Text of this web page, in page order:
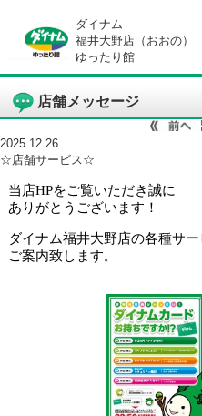
ダイナム
福井大野店（おおの）
ゆったり館
店舗メッセージ
2025.12.26